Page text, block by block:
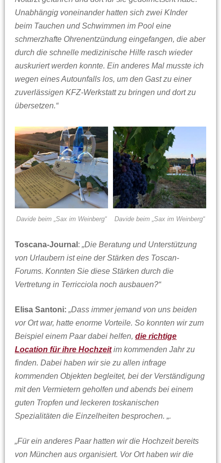
Unabhängig voneinander hatten sich zwei KInder
beim Tauchen und Schwimmen im Pool eine
schmerzhafte Ohrenentzündung eingefangen, die aber
durch die schnelle medizinische Hilfe rasch wieder
auskuriert werden konnte. Ein anderes Mal musste ich
wegen eines Autounfalls los, um den Gast zu einer
zuverlässigen KFZ-Werkstatt zu bringen und dort zu
übersetzen.“
Davide beim „Sax im Weinberg“ Davide beim „Sax im Weinberg“
Toscana-Journal : „Die Beratung und Unterstützung
von Urlaubern ist eine der Stärken des Toscan-
Forums. Konnten Sie diese Stärken durch die
Vertretung in Terricciola noch ausbauen?“
Elisa Santoni: „Dass immer jemand von uns beiden
vor Ort war, hatte enorme Vorteile. So konnten wir zum
Beispiel einem Paar dabei helfen, die richtige
Location für ihre Hochzeitim kommenden Jahr zu
finden. Dabei haben wir sie zu allen infrage
kommenden Objekten begleitet, bei der Verständigung
mit den Vermietern geholfen und abends bei einem
guten Tropfen und leckeren toskanischen
Spezialitäten die Einzelheiten besprochen. „.
„Für ein anderes Paar hatten wir die Hochzeit bereits
von München aus organisiert. Vor Ort haben wir die